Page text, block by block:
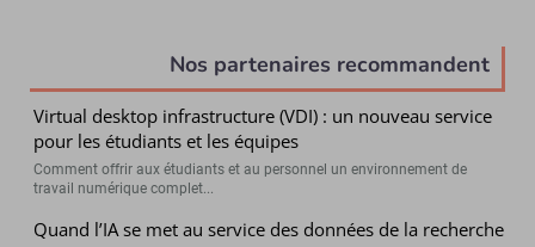
Nos partenaires recommandent
Virtual desktop infrastructure (VDI) : un nouveau service
pour les étudiants et les équipes
Comment offrir aux étudiants et au personnel un environnement de
travail numérique complet...
Quand l’IA se met au service des données de la recherche